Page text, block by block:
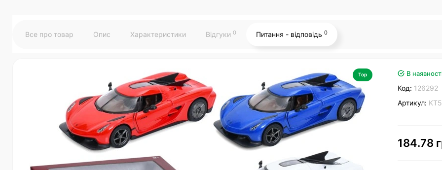
Все про товар Опис Характеристики Відгуки 0 Питання - відповідь 0
Top В
Код: 126292
Артикул:
184.78